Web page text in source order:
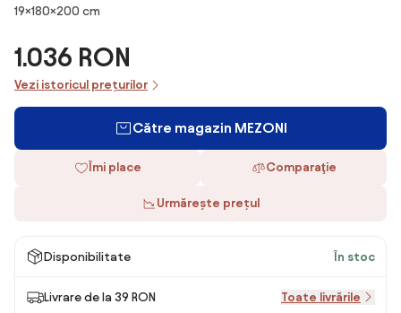
Dimensiuni
19×180×200 cm
1.036 RON
Vezi istoricul prețurilor
Către magazin MEZONI
Îmi place Comparaţie
Urmărește prețul
Disponibilitate În stoc
Livrare de la 39 RON Toate livrările